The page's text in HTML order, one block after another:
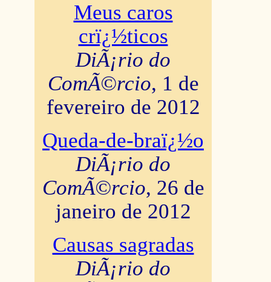
Meus caros
crï¿½ticos
DiÃ¡rio do
ComÃ©rcio, 1 de
fevereiro de 2012
Queda-de-braï¿½o
DiÃ¡rio do
ComÃ©rcio, 26 de
janeiro de 2012
Causas sagradas
DiÃ¡rio do